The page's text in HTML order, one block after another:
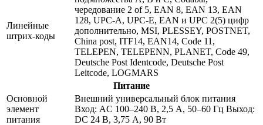
Линейные
штрих-коды
чередование 2 of 5, EAN 8, EAN 13, EAN
128, UPC-A, UPC-E, EAN и UPC 2(5) цифр
дополнительно, MSI, PLESSEY, POSTNET,
China post, ITF14, EAN14, Code 11,
TELEPEN, TELEPENN, PLANET, Code 49,
Deutsche Post Identcode, Deutsche Post
Leitcode, LOGMARS
Питание
Основной
элемент
питания
Внешний универсальный блок питания
Вход: AC 100–240 В, 2,5 А, 50–60 Гц Выход:
DC 24 В, 3,75 А, 90 Вт